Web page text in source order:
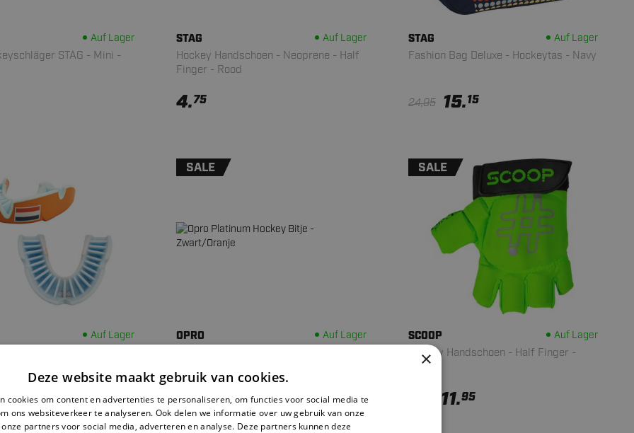
Auf Lager
STAG - Mini -
STAG Auf Lager
Hockey Handschoen - Neoprene - Half
Finger - Rood
4.75
STAG Auf Lager
Fashion Bag Deluxe - Hockeytas - Navy
24,95 15.15
Auf Lager
95
SALE
OPRO Auf Lager
29,95 17. 95
SALE
SCOOP Auf Lager
Hockey Handschoen - Half Finger -
Green
11.95
×
Deze website maakt gebruik van cookies.
cookies om content en advertenties te personaliseren, om functies voor social media te
ons websiteverkeer te analyseren. Ook delen we informatie over uw gebruik van onze
partners voor social media, adverteren en analyse. Deze partners kunnen deze